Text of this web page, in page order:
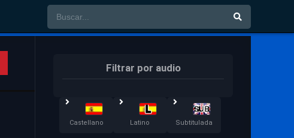
Filtrar por audio
Castellano Latino Subtitulada